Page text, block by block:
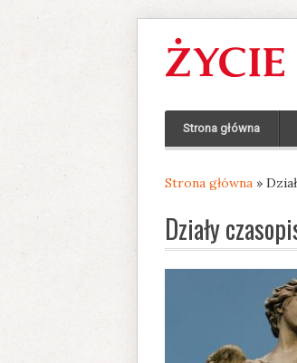
Strona główna
Jesteś tutaj
Strona główna »
Działy